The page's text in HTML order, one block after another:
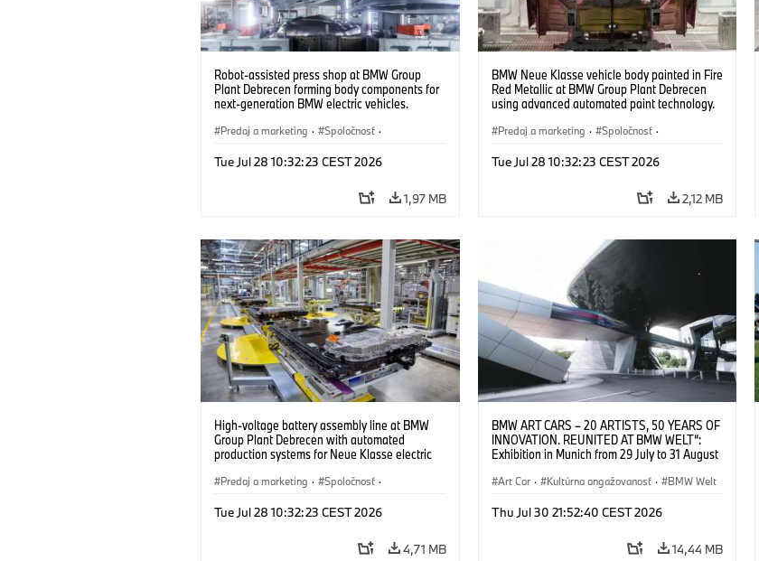
Robot-assisted press shop at BMW Group
Plant Debrecen forming body components for
next-generation BMW electric vehicles.
Predaj a marketing · Spoločnosť ·
Tue Jul 28 10:32:23 CEST 2026
1,97 MB
BMW Neue Klasse vehicle body painted in Fire
Red Metallic at BMW Group Plant Debrecen
using advanced automated paint technology.
Predaj a marketing · Spoločnosť ·
Tue Jul 28 10:32:23 CEST 2026
2,12 MB
High-voltage battery assembly line at BMW
Group Plant Debrecen with automated
production systems for Neue Klasse electric
Predaj a marketing · Spoločnosť ·
Tue Jul 28 10:32:23 CEST 2026
4,71 MB
BMW ART CARS – 20 ARTISTS, 50 YEARS OF
INNOVATION. REUNITED AT BMW WELT“:
Exhibition in Munich from 29 July to 31 August
Art Car · Kultúrna angažovanosť ·
BMW Welt
Thu Jul 30 21:52:40 CEST 2026
14,44 MB